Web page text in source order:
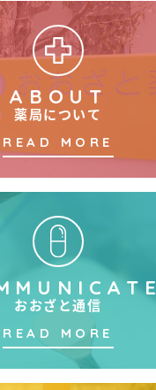
ABOUT
薬局について
READ MORE
おおざと通信
READ MORE